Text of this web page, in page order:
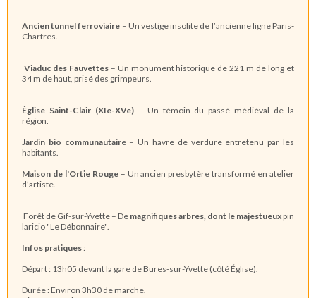
Ancien tunnel ferroviaire – Un vestige insolite de l’ancienne ligne Paris-
Chartres.
Viaduc des Fauvettes– Un monument historique de 221 m de long et
34 m de haut, prisé des grimpeurs.
Église Saint-Clair (XIe-XVe)– Un témoin du passé médiéval de la
région.
Jardin bio communautaire – Un havre de verdure entretenu par les
habitants.
Maison de l'Ortie Rouge– Un ancien presbytère transformé en atelier
d’artiste.
Forêt de Gif-sur-Yvette – De magnifiques arbres, dont le majestueuxpin
laricio "Le Débonnaire".
Infos pratiques :
Départ : 13h05 devant la gare de Bures-sur-Yvette (côté Église).
Durée : Environ 3h30 de marche.